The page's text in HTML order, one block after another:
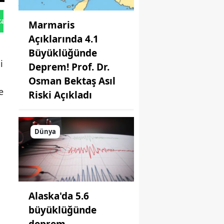
GönderMarmaris
Açıklarında 4.1
Büyüklüğünde
Deprem! Prof. Dr.
Osman Bektaş Asıl
Riski Açıkladı
Dünya
Alaska'da 5.6
büyüklüğünde